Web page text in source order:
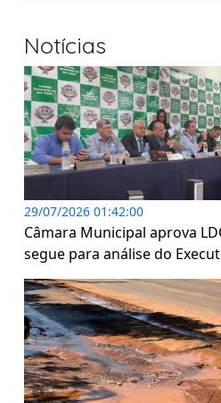
Notícias
29/07/2026 01:42:00
Câmara Municipal aprova
segue para análise do